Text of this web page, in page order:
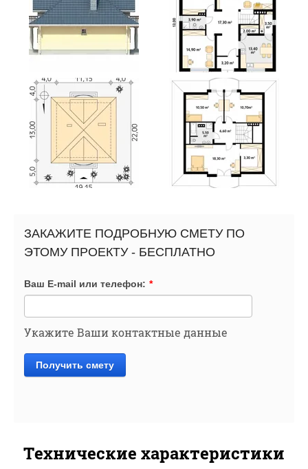
ЗАКАЖИТЕ ПОДРОБНУЮ СМЕТУ ПО
ЭТОМУ ПРОЕКТУ - БЕСПЛАТНО
Ваш E-mail или телефон: *
Укажите Ваши контактные данные
Получить смету
Технические характеристики